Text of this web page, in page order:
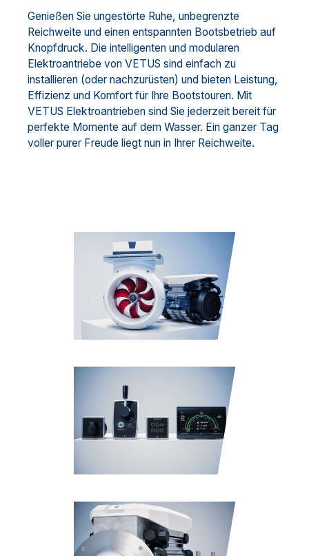
Genießen Sie ungestörte Ruhe, unbegrenzte
Reichweite und einen entspannten Bootsbetrieb auf
Knopfdruck. Die intelligenten und modularen
Elektroantriebe von VETUS sind einfach zu
installieren (oder nachzurüsten) und bieten Leistung,
Effizienz und Komfort für Ihre Bootstouren. Mit
VETUS Elektroantrieben sind Sie jederzeit bereit für
perfekte Momente auf dem Wasser. Ein ganzer Tag
voller purer Freude liegt nun in Ihrer Reichweite.